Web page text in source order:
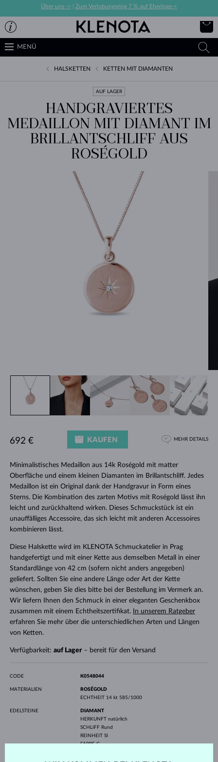
Über uns -> Zum Verlobungsring 7 % auf Eheringe->
MENÜ
HALSKETTEN KETTEN MIT DIAMANTEN
AUF LAGER
HANDGRAVIERTES
MEDAILLON MIT DIAMANT IM
BRILLANTSCHLIFF AUS
ROSÉGOLD
Minimalistisches Medaillon aus 14k Roségold mit matter
Oberfläche und einem kleinen Diamanten im Brillantschliff. Jedes
Medaillon ist ein Original dank der Handgravur in Form eines
Sterns. Die Kombination des zarten Motivs mit Roségold lässt ihn
leicht und zurückhaltend wirken. Dieses Schmuckstück ist ein
unauffälliges Accessoire, das sich leicht mit anderen Accessoires
kombinieren lässt.
Diese Halskette wird im KLENOTA Schmuckatelier in Prag
handgefertigt und mit einer Kette aus demselben Metall in einer
Standardlänge von 42 cm (sofern nicht anders angegeben)
geliefert. Sollten Sie eine andere Länge oder Art der Kette
wünschen, geben Sie dies bitte bei der Bestellung im Vermerk an.
Wir liefern Ihnen den Schmuck in einer eleganten Geschenkbox
zusammen mit einem Echtheitszertifikat.
In unserem Ratgeber
erfahren Sie mehr über die unterschiedlichen Arten und Längen
von Ketten.
Verfügbarkeit: auf Lager– bereit für den Versand
692 € KAUFEN MEHR DETAILS
CODE K0548044
MATERIALIEN
ROSÉGOLD
ECHTHEIT 14 kt 585/1000
EDELSTEINE
DIAMANT
HERKUNFT natürlich
SCHLIFF Rund
REINHEIT SI
FARBEG